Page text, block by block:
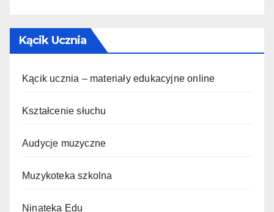
Kącik Ucznia
Kącik ucznia – materiały edukacyjne online
Kształcenie słuchu
Audycje muzyczne
Muzykoteka szkolna
Ninateka Edu